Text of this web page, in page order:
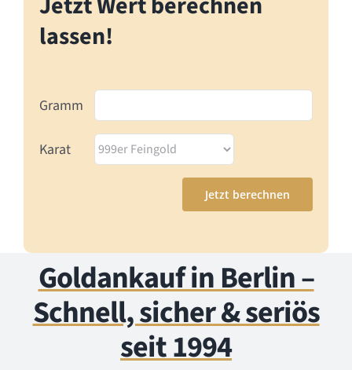
lassen!
Gramm
Karat
Goldankauf in Berlin –
Schnell, sicher & seriös
seit 1994